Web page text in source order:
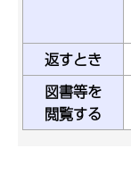
返すとき
図書等を
閲覧する